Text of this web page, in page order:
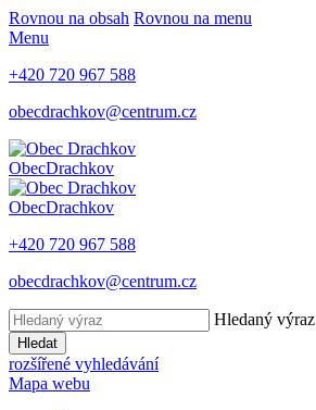
Rovnou na obsah Rovnou na menu
Menu
+420 720 967 588
obecdrachkov@centrum.cz
ObecDrachkov
ObecDrachkov
+420 720 967 588
obecdrachkov@centrum.cz
Hledaný výraz
Hledat
rozšířené vyhledávání
Mapa webu